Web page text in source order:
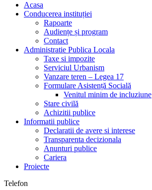
Acasa
Conducerea instituției
Rapoarte
Audiențe și program
Contact
Administratie Publica Locala
Taxe si impozite
Serviciul Urbanism
Vanzare teren – Legea 17
Formulare Asistență Socială
Venitul minim de incluziune
Stare civilă
Achizitii publice
Informatii publice
Declaratii de avere si interese
Transparenta decizionala
Anunturi publice
Cariera
Proiecte
Telefon